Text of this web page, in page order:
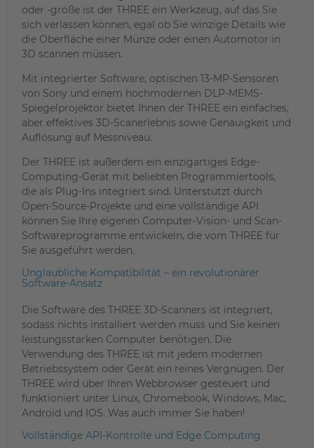
oder -größe ist der THREE ein Werkzeug, auf das Sie
sich verlassen können, egal ob Sie winzige Details wie
die Oberfläche einer Münze oder einen Automotor in
3D scannen müssen.
Mit integrierter Software, optischen 13-MP-Sensoren
von Sony und einem hochmodernen DLP-MEMS-
Spiegelprojektor bietet Ihnen der THREE ein einfaches,
aber effektives 3D-Scanerlebnis sowie Genauigkeit und
Auflösung auf Messniveau.
Der THREE ist außerdem ein einzigartiges Edge-
Computing-Gerät mit beliebten Programmiertools,
die als Plug-Ins integriert sind. Unterstützt durch
Open-Source-Projekte und eine vollständige API
können Sie Ihre eigenen Computer-Vision- und Scan-
Softwareprogramme entwickeln, die vom THREE für
Sie ausgeführt werden.
Unglaubliche Kompatibilität – ein revolutionärer
Software-Ansatz
Die Software des THREE 3D-Scanners ist integriert,
sodass nichts installiert werden muss und Sie keinen
leistungsstarken Computer benötigen. Die
Verwendung des THREE ist mit jedem modernen
Betriebssystem oder Gerät ein reines Vergnügen. Der
THREE wird über Ihren Webbrowser gesteuert und
funktioniert unter Linux, Chromebook, Windows, Mac,
Android und IOS. Was auch immer Sie haben!
Vollständige API-Kontrolle und Edge Computing